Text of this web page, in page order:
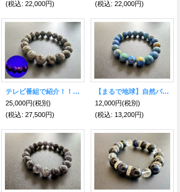
(税込: 22,000円) (税込: 22,000円)
テレビ番組で紹介！！闇夜で光る！霊や悪意を強力にブロック！ユーパーライト 12mm
25,000円(税別)
(税込: 27,500円)
【まるで地球】自然パワーを秘めた石★なりたい自分になれる！アズマラカイト ブレスレット 10mm
12,000円(税別)
(税込: 13,200円)